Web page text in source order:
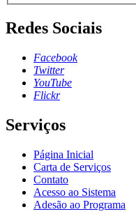
Redes Sociais
Facebook
Twitter
YouTube
Flickr
Serviços
Página Inicial
Carta de Serviços
Contato
Acesso ao Sistema
Adesão ao Programa